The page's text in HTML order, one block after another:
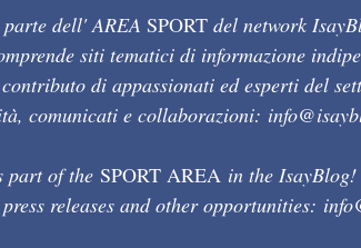
dell' AREA SPORT del network
siti tematici di informazione
di appassionati ed esperti del
comunicati e collaborazioni:
part of the SPORT AREA in the
releases and other opportunities: